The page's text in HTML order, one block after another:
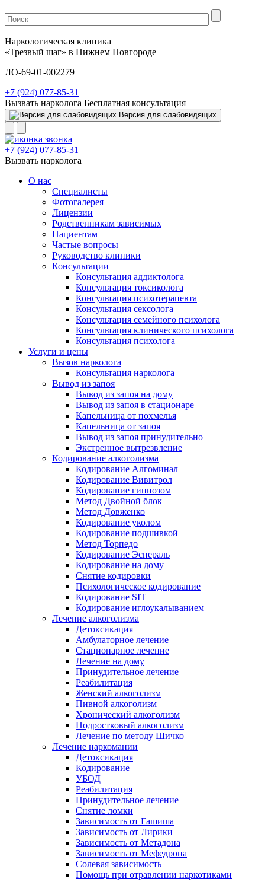
Наркологическая клиника
«Трезвый шаг» в Нижнем Новгороде
ЛО-69-01-002279
+7 (924) 077-85-31
Вызвать нарколога Бесплатная консультация
Версия для слабовидящих
+7 (924) 077-85-31
Вызвать нарколога
О нас
Специалисты
Фотогалерея
Лицензии
Родственникам зависимых
Пациентам
Частые вопросы
Руководство клиники
Консультации
Консультация аддиктолога
Консультация токсиколога
Консультация психотерапевта
Консультация сексолога
Консультация семейного психолога
Консультация клинического психолога
Консультация психолога
Услуги и цены
Вызов нарколога
Консультация нарколога
Вывод из запоя
Вывод из запоя на дому
Вывод из запоя в стационаре
Капельница от похмелья
Капельница от запоя
Вывод из запоя принудительно
Экстренное вытрезвление
Кодирование алкоголизма
Кодирование Алгоминал
Кодирование Вивитрол
Кодирование гипнозом
Метод Двойной блок
Метод Довженко
Кодирование уколом
Кодирование подшивкой
Метод Торпедо
Кодирование Эспераль
Кодирование на дому
Снятие кодировки
Психологическое кодирование
Кодирование SIT
Кодирование иглоукалыванием
Лечение алкоголизма
Детоксикация
Амбулаторное лечение
Стационарное лечение
Лечение на дому
Принудительное лечение
Реабилитация
Женский алкоголизм
Пивной алкоголизм
Хронический алкоголизм
Подростковый алкоголизм
Лечение по методу Шичко
Лечение наркомании
Детоксикация
Кодирование
УБОД
Реабилитация
Принудительное лечение
Снятие ломки
Зависимость от Гашиша
Зависимость от Лирики
Зависимость от Метадона
Зависимость от Мефедрона
Солевая зависимость
Помощь при отравлении наркотиками